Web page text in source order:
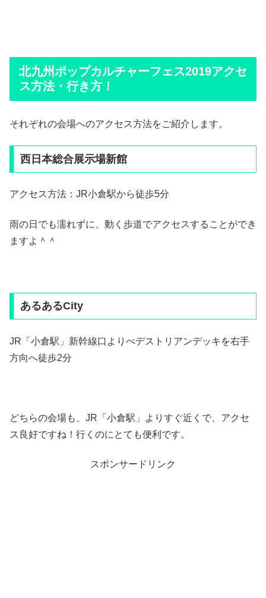
北九州ポップカルチャーフェス2019アクセ
ス方法・行き方！
それぞれの会場へのアクセス方法をご紹介します。
西日本総合展示場新館
アクセス方法：JR小倉駅から徒歩5分
雨の日でも濡れずに、動く歩道でアクセスすることができ
ますよ＾＾
あるあるCity
JR「小倉駅」新幹線口よりぺデストリアンデッキを右手
方向へ徒歩2分
どちらの会場も、JR「小倉駅」よりすぐ近くで、アクセ
ス良好ですね！行くのにとても便利です。
スポンサードリンク